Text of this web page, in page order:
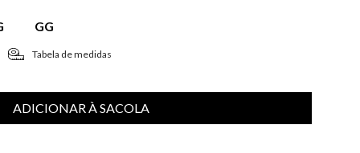
GG
Tabela de medidas
ADICIONAR À SACOLA